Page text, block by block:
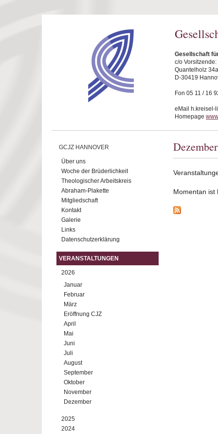
Gesellschaft
c/o
Quantelholz 34a
D-30419
Fon 05 11 / 16
eMail h.kreisel-
Homepage
GCJZ HANNOVER
Über uns
Woche der Brüderlichkeit
Theologischer Arbeitskreis
Abraham-Plakette
Mitgliedschaft
Kontakt
Galerie
Links
Datenschutzerklärung
VERANSTALTUNGEN
2026
Januar
Februar
März
Eröffnung CJZ
April
Mai
Juni
Juli
August
September
Oktober
November
Dezember
2025
2024
Momentan ist